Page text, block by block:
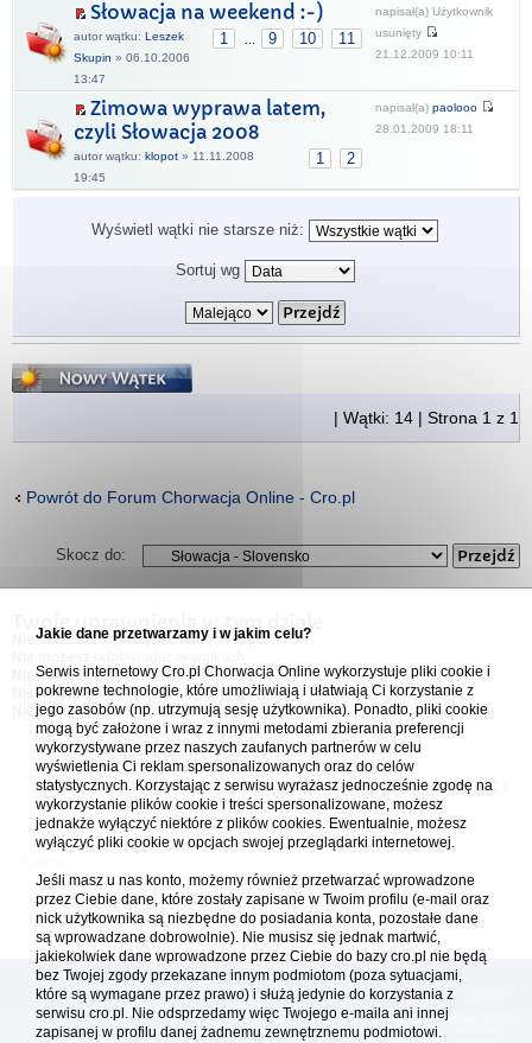
Słowacja na weekend :-)
1 9 10 11
autor wątku: Leszek
Skupin » 06.10.2006
13:47
napisał(a) Użytkownik
usunięty
21.12.2009 10:11
Zimowa wyprawa latem,
czyli Słowacja 2008
1 2
autor wątku: klopot » 11.11.2008
19:45
napisał(a) paolooo
28.01.2009 18:11
Wyświetl wątki nie starsze niż:
Sortuj wg
Napisz wątek
| Wątki: 14 | Strona 1 z 1
Powrót do Forum Chorwacja Online - Cro.pl
Skocz do:
Twoje uprawnienia w tym dziale
Nie możeszrozpoczynać nowych wątków
Nie możeszedytować swoich postów
Nie możeszusuwać swoich postów
Nie możeszdodawać załączników
Forum Chorwacja Online - Cro.pl
Usuń ciasteczka• Strefa czasowa: UTC + 1 (Polska - czas zimowy) [ DST
[reklama ] [
Platforma cro.pl© Chorwacja online™ wykorzystuje cookies do prawidłowego działania, te pliki
gromadzą na Twoim komputerze dane ułatwiające korzystanie z serwisu; więcej informacji w
Jakie dane przetwarzamy i w jakim celu?
Serwis internetowy Cro.pl Chorwacja Online wykorzystuje pliki cookie i
pokrewne technologie, które umożliwiają i ułatwiają Ci korzystanie z
jego zasobów (np. utrzymują sesję użytkownika). Ponadto, pliki cookie
mogą być założone i wraz z innymi metodami zbierania preferencji
wykorzystywane przez naszych zaufanych partnerów w celu
wyświetlenia Ci reklam spersonalizowanych oraz do celów
statystycznych. Korzystając z serwisu wyrażasz jednocześnie zgodę na
wykorzystanie plików cookie i treści spersonalizowane, możesz
jednakże wyłączyć niektóre z plików cookies. Ewentualnie, możesz
wyłączyć pliki cookie w opcjach swojej przeglądarki internetowej.
Jeśli masz u nas konto, możemy również przetwarzać wprowadzone
przez Ciebie dane, które zostały zapisane w Twoim profilu (e-mail oraz
nick użytkownika są niezbędne do posiadania konta, pozostałe dane
są wprowadzane dobrowolnie). Nie musisz się jednak martwić,
jakiekolwiek dane wprowadzone przez Ciebie do bazy cro.pl nie będą
bez Twojej zgody przekazane innym podmiotom (poza sytuacjami,
które są wymagane przez prawo) i służą jedynie do korzystania z
serwisu cro.pl. Nie odsprzedamy więc Twojego e-maila ani innej
zapisanej w profilu danej żadnemu zewnętrznemu podmiotowi.